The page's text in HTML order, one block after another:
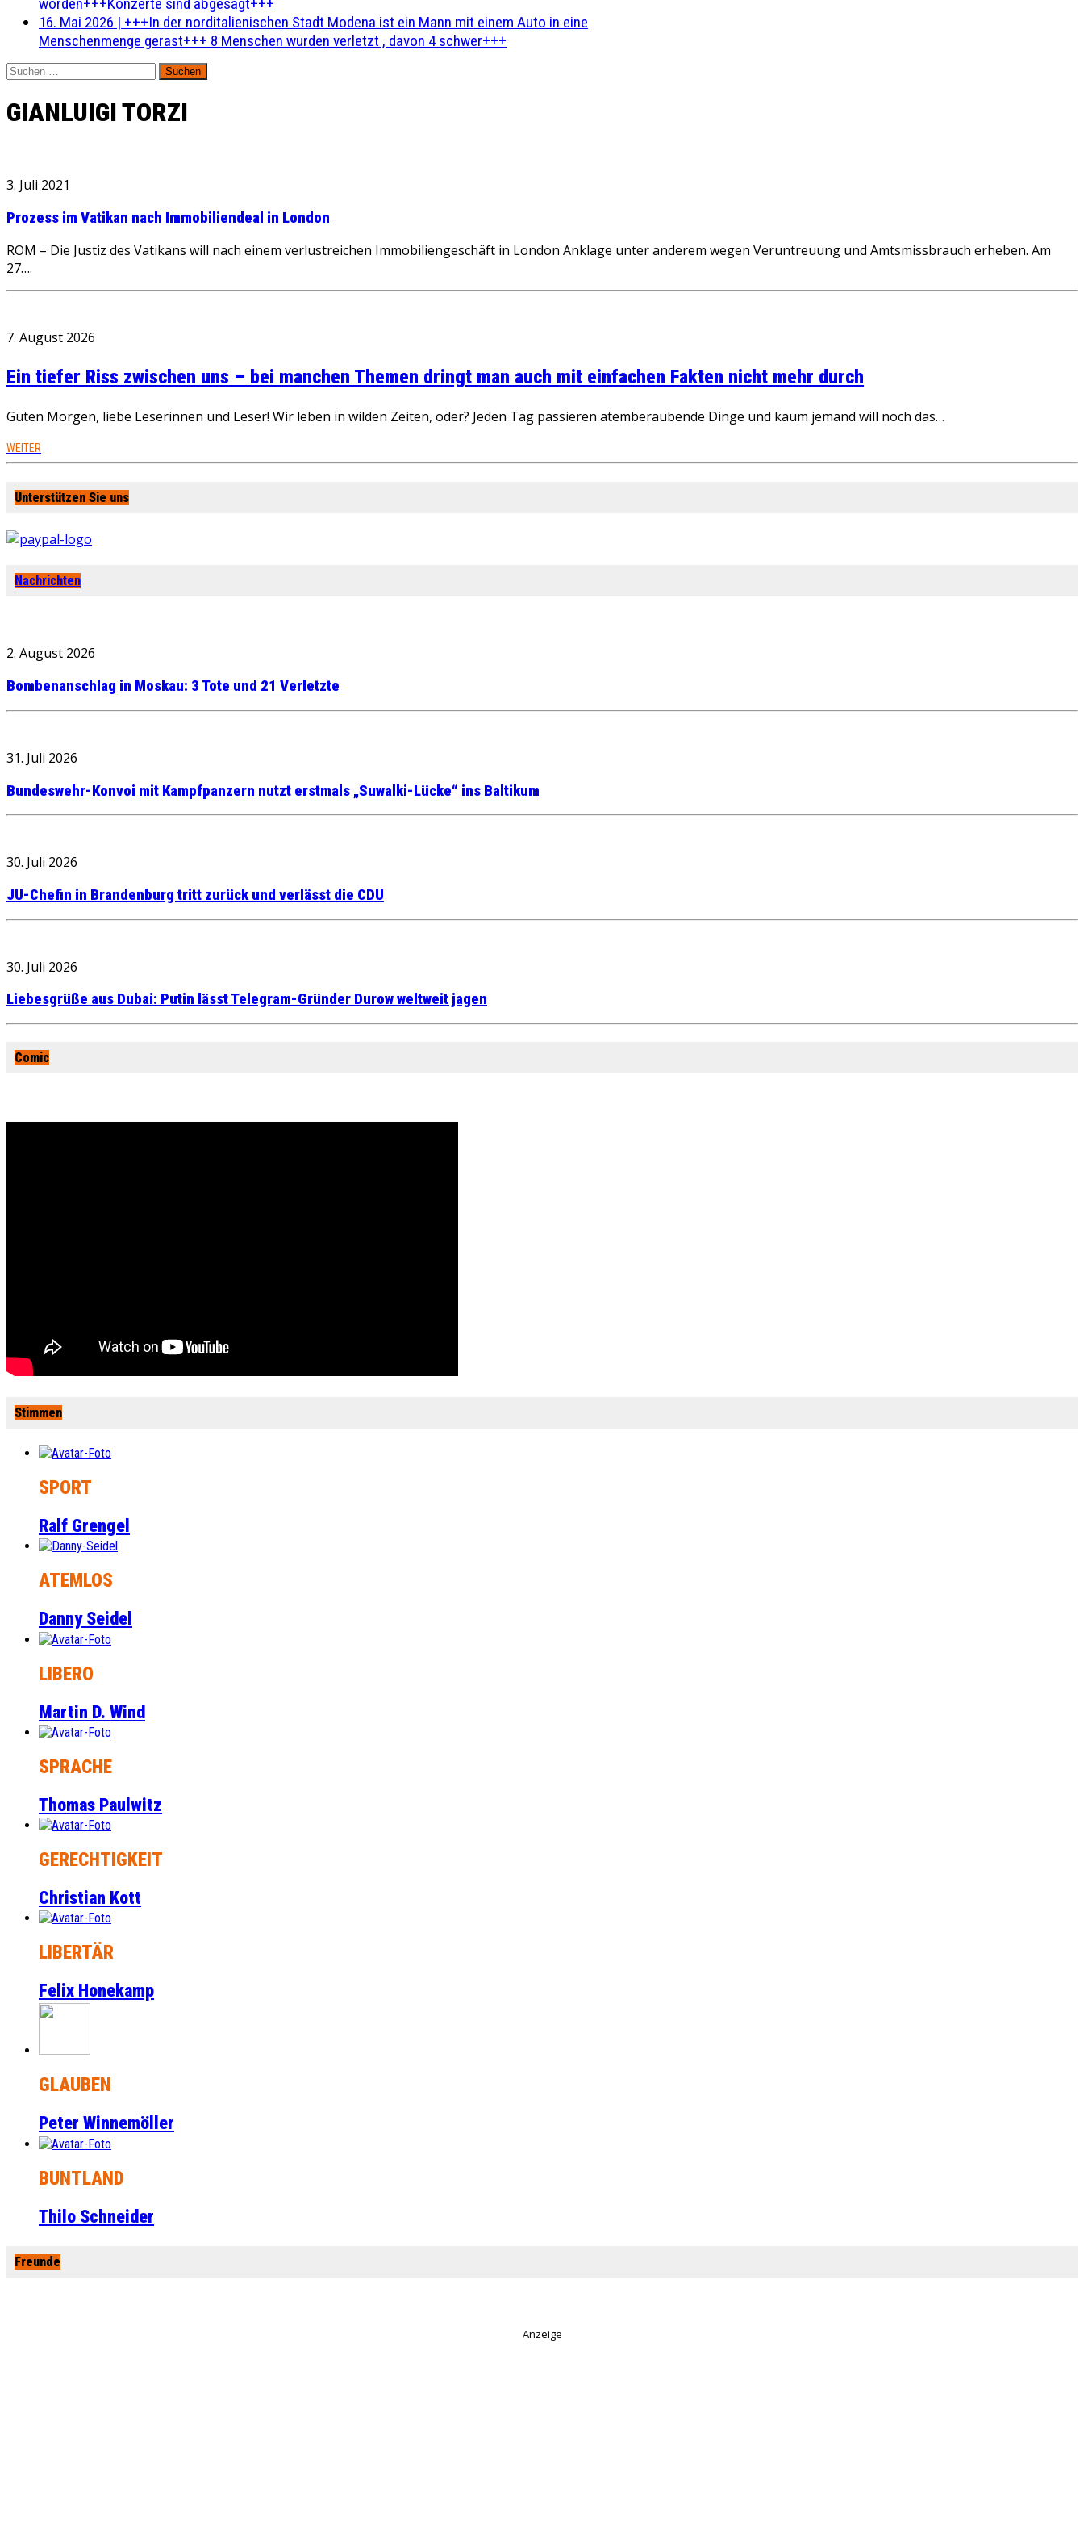
16. Mai 2026 | +++In der norditalienischen Stadt Modena ist ein Mann mit einem Auto in eine
Menschenmenge gerast+++ 8 Menschen wurden verletzt , davon 4 schwer+++
Suchen
nach:
GIANLUIGI TORZI
3. Juli 2021
Prozess im Vatikan nach Immobiliendeal in London
ROM – Die Justiz des Vatikans will nach einem verlustreichen Immobiliengeschäft in London Anklage unter anderem wegen Veruntreuung und Amtsmissbrauch erheben. Am
27….
7. August 2026
Ein tiefer Riss zwischen uns – bei manchen Themen dringt man auch mit einfachen Fakten nicht mehr durch
Guten Morgen, liebe Leserinnen und Leser! Wir leben in wilden Zeiten, oder? Jeden Tag passieren atemberaubende Dinge und kaum jemand will noch das…
WEITER
Unterstützen Sie uns
Nachrichten
2. August 2026
Bombenanschlag in Moskau: 3 Tote und 21 Verletzte
31. Juli 2026
Bundeswehr-Konvoi mit Kampfpanzern nutzt erstmals „Suwalki-Lücke“ ins Baltikum
30. Juli 2026
JU-Chefin in Brandenburg tritt zurück und verlässt die CDU
30. Juli 2026
Liebesgrüße aus Dubai: Putin lässt Telegram-Gründer Durow weltweit jagen
Comic
Stimmen
SPORT
Ralf Grengel
ATEMLOS
Danny Seidel
LIBERO
Martin D. Wind
SPRACHE
Thomas Paulwitz
GERECHTIGKEIT
Christian Kott
LIBERTÄR
Felix Honekamp
GLAUBEN
Peter Winnemöller
BUNTLAND
Thilo Schneider
Freunde
Anzeige